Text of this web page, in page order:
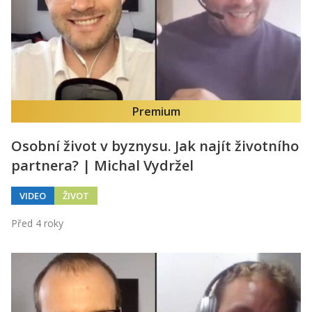
Premium
Osobní život v byznysu. Jak najít životního
partnera? | Michal Vydržel
VIDEO ŽIVOT
Před 4 roky